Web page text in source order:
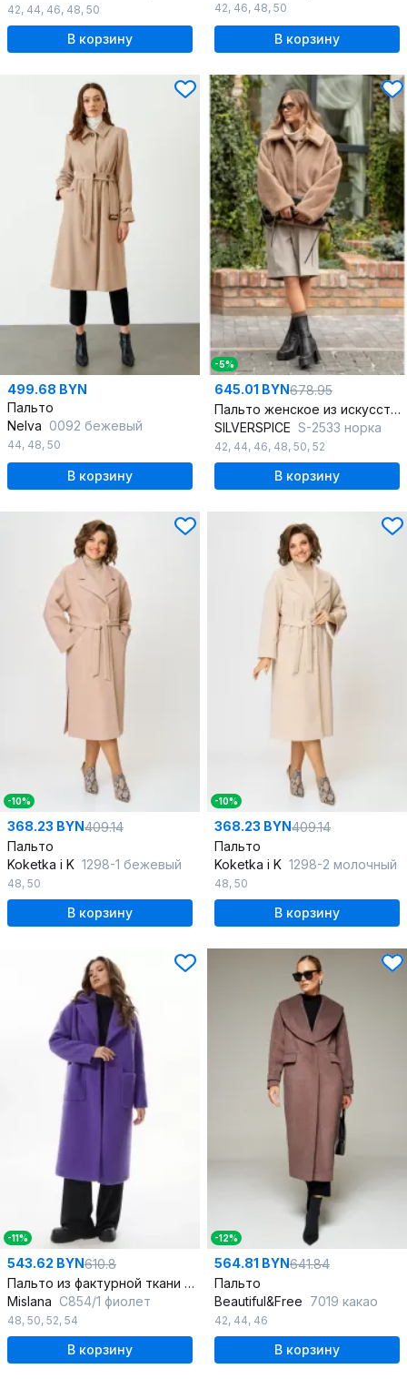
42, 44, 46, 48, 50
В корзину
42, 46, 48, 50
В корзину
499.68 BYN
Пальто
Nelva 0092 бежевый
44, 48, 50
В корзину
-5%
645.01 BYN678.95
Пальто женское из искусственного меха SILVERSPICE S-2533 норка
SILVERSPICE S-2533 норка
42, 44, 46, 48, 50, 52
В корзину
-10%
368.23 BYN409.14
Пальто
Koketka i K 1298-1 бежевый
48, 50
В корзину
-10%
368.23 BYN409.14
Пальто
Koketka i K 1298-2 молочный
48, 50
В корзину
-11%
543.62 BYN610.8
Пальто из фактурной ткани с шлицей на спинке
Mislana С854/1 фиолет
48, 50, 52, 54
В корзину
-12%
564.81 BYN641.84
Пальто
Beautiful&Free 7019 какао
42, 44, 46
В корзину